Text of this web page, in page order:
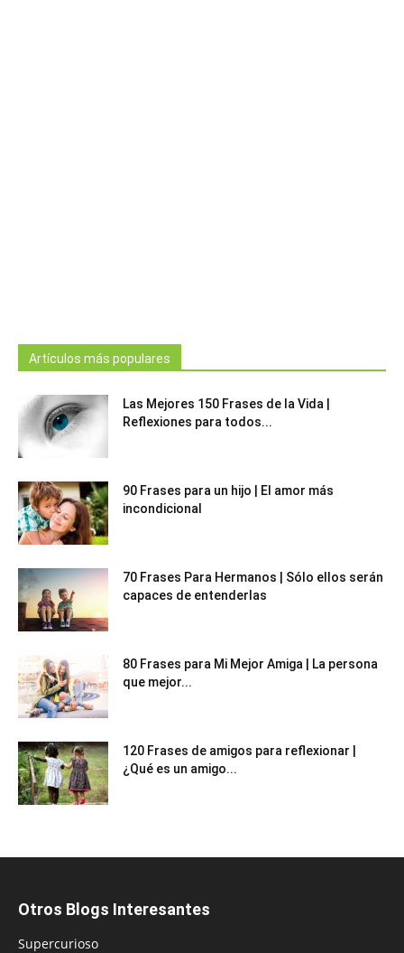
Artículos más populares
Las Mejores 150 Frases de la Vida |
Reflexiones para todos...
90 Frases para un hijo | El amor más
incondicional
70 Frases Para Hermanos | Sólo ellos serán
capaces de entenderlas
80 Frases para Mi Mejor Amiga | La persona
que mejor...
120 Frases de amigos para reflexionar |
¿Qué es un amigo...
Otros Blogs Interesantes
Supercurioso